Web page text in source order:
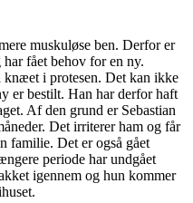
muskuløse ben. Derfor er
fået behov for en ny.
knæet i protesen. Det kan ikke
er bestilt. Han har derfor haft
Af den grund er Sebastian
Det irriterer ham og får
familie. Det er også gået
periode har undgået
igennem og hun kommer